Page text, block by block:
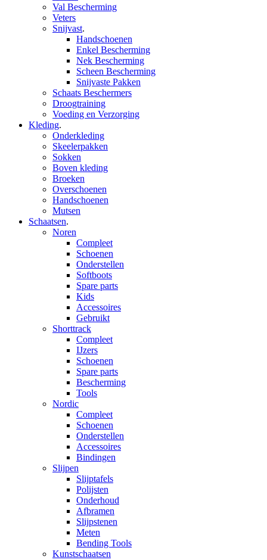
Val Bescherming
Veters
Snijvast.
Handschoenen
Enkel Bescherming
Nek Bescherming
Scheen Bescherming
Snijvaste Pakken
Schaats Beschermers
Droogtraining
Voeding en Verzorging
Kleding.
Onderkleding
Skeelerpakken
Sokken
Boven kleding
Broeken
Overschoenen
Handschoenen
Mutsen
Schaatsen.
Noren
Compleet
Schoenen
Onderstellen
Softboots
Spare parts
Kids
Accessoires
Gebruikt
Shorttrack
Compleet
IJzers
Schoenen
Spare parts
Bescherming
Tools
Nordic
Compleet
Schoenen
Onderstellen
Accessoires
Bindingen
Slijpen
Slijptafels
Polijsten
Onderhoud
Afbramen
Slijpstenen
Meten
Bending Tools
Kunstschaatsen